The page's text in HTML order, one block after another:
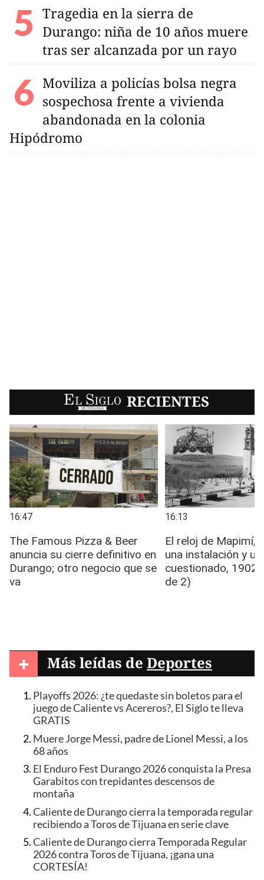
Tragedia en la sierra de
Durango: niña de 10 años muere
tras ser alcanzada por un rayo
Moviliza a policías bolsa negra
sospechosa frente a vivienda
abandonada en la colonia
Hipódromo
EL SIGLO RECIENTES
+ Más leídas de Deportes
Playoffs 2026: ¿te quedaste sin boletos para el
juego de Caliente vs Acereros?, El Siglo te lleva
GRATIS
Muere Jorge Messi, padre de Lionel Messi, a los
68 años
El Enduro Fest Durango 2026 conquista la Presa
Garabitos con trepidantes descensos de
montaña
Caliente de Durango cierra la temporada regular
recibiendo a Toros de Tijuana en serie clave
Caliente de Durango cierra Temporada Regular
2026 contra Toros de Tijuana, ¡gana una
CORTESÍA!